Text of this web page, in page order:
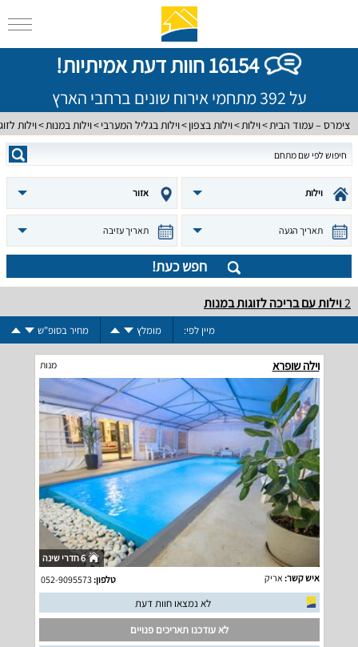
16154 חוות דעת אמיתיות!
על 392 מתחמי אירוח שונים ברחבי הארץ
צימרס – עמוד הבית וילות וילות בצפון וילות בגליל המערבי וילות במנות וילות
וילות אזור
תאריך הגעה תאריך עזיבה
חפש כעת!
2וילות עם בריכה לזוגות במנות
מיין לפי: מומלץ מחיר בסופ"ש
וילה שופרא מנות
6 חדרי שינה
איש קשר: אריק טלפון:052-9095573
לא נמצאו חוות דעת
לא עודכנו תאריכים פנויים